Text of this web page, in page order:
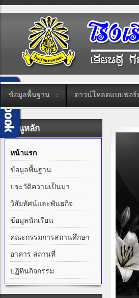
ข้อมูลพื้นฐาน ดาวน์โหลดแบบฟอร์
เมนูหลัก
หน้าแรก
ข้อมูลพื้นฐาน
ประวัติความเป็นมา
วิสัยทัศน์และพันธกิจ
ข้อมูลนักเรียน
คณะกรรมการสถานศึกษา
อาคาร สถานที่
ปฏิทินกิจกรรม